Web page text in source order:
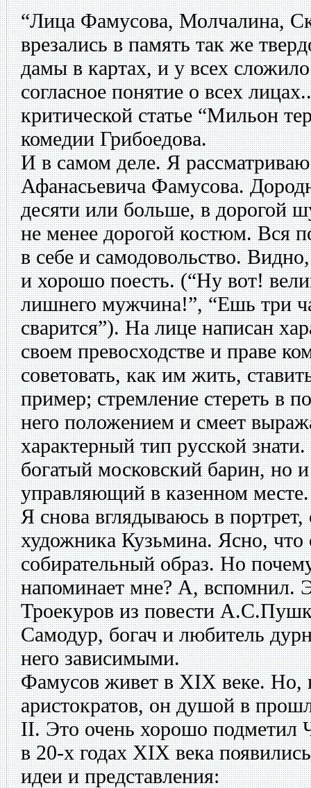
“Лица Фамусова, Молчалина,
врезались в память так же
дамы в картах, и у всех
согласное понятие о всех
критической статье “Мильон
комедии Грибоедова.
И в самом деле. Я
Афанасьевича Фамусова.
десяти или больше, в дорогой
не менее дорогой костюм. Вся
в себе и самодовольство.
и хорошо поесть. (“Ну вот!
лишнего мужчина!”, “Ешь три
сварится”). На лице написан
своем превосходстве и праве
советовать, как им жить,
пример; стремление стереть в
него положением и смеет
характерный тип русской
богатый московский барин, но
управляющий в казенном месте.
Я снова вглядываюсь в
художника Кузьмина. Ясно, что
собирательный образ. Но
напоминает мне? А, вспомнил.
Троекуров из повести
Самодур, богач и любитель
него зависимыми.
Фамусов живет в XIX веке. Но,
аристократов, он душой в
II. Это очень хорошо подметил
в 20-х годах XIX века
идеи и представления: